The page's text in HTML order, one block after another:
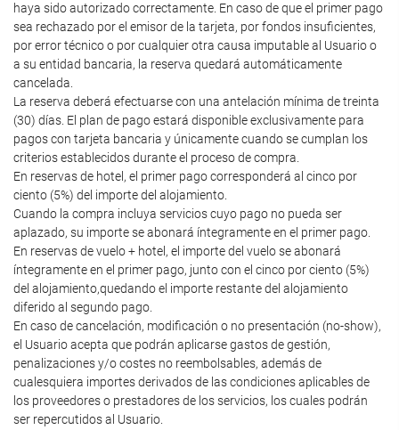
haya sido autorizado correctamente. En caso de que el primer pago
sea rechazado por el emisor de la tarjeta, por fondos insuficientes,
por error técnico o por cualquier otra causa imputable al Usuario o
a su entidad bancaria, la reserva quedará automáticamente
cancelada.
La reserva deberá efectuarse con una antelación mínima de treinta
(30) días. El plan de pago estará disponible exclusivamente para
pagos con tarjeta bancaria y únicamente cuando se cumplan los
criterios establecidos durante el proceso de compra.
En reservas de hotel, el primer pago corresponderá al cinco por
ciento (5%) del importe del alojamiento.
Cuando la compra incluya servicios cuyo pago no pueda ser
aplazado, su importe se abonará íntegramente en el primer pago.
En reservas de vuelo + hotel, el importe del vuelo se abonará
íntegramente en el primer pago, junto con el cinco por ciento (5%)
del alojamiento,quedando el importe restante del alojamiento
diferido al segundo pago.
En caso de cancelación, modificación o no presentación (no-show),
el Usuario acepta que podrán aplicarse gastos de gestión,
penalizaciones y/o costes no reembolsables, además de
cualesquiera importes derivados de las condiciones aplicables de
los proveedores o prestadores de los servicios, los cuales podrán
ser repercutidos al Usuario.